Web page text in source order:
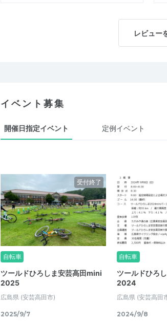
レビュー
イベント募集
開催日指定イベント 定例イベント
受付終了
自転車
ツールドひろしま安芸高田mini
2025
広島県 (安芸高田市)
2025/9/7
自転車
ツールドひろ
2024
広島県 (安芸高田
2024/9/8